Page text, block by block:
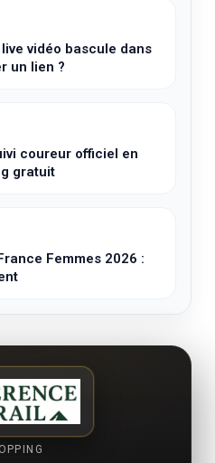
vidéo bascule dans
un lien ?
coureur officiel en
gratuit
Femmes 2026 :